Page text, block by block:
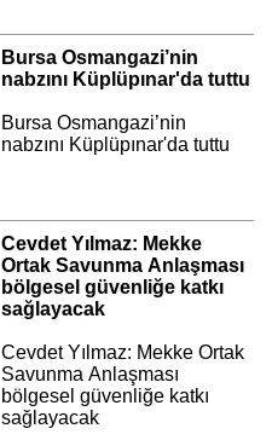
Bursa Osmangazi’nin
nabzını Küplüpınar'da tuttu
Bursa Osmangazi’nin
nabzını Küplüpınar'da tuttu
Cevdet Yılmaz: Mekke
Ortak Savunma Anlaşması
bölgesel güvenliğe katkı
sağlayacak
Cevdet Yılmaz: Mekke Ortak
Savunma Anlaşması
bölgesel güvenliğe katkı
sağlayacak